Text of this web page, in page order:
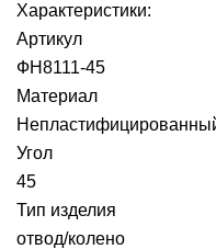
Характеристики:
Артикул
ФН8111-45
Материал
Угол
45
Тип изделия
отвод/колено